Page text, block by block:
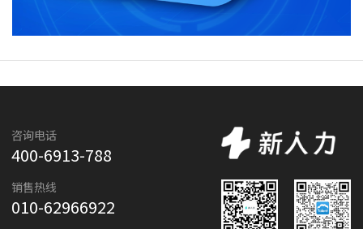
咨询电话
400-6913-788
销售热线
010-62966922